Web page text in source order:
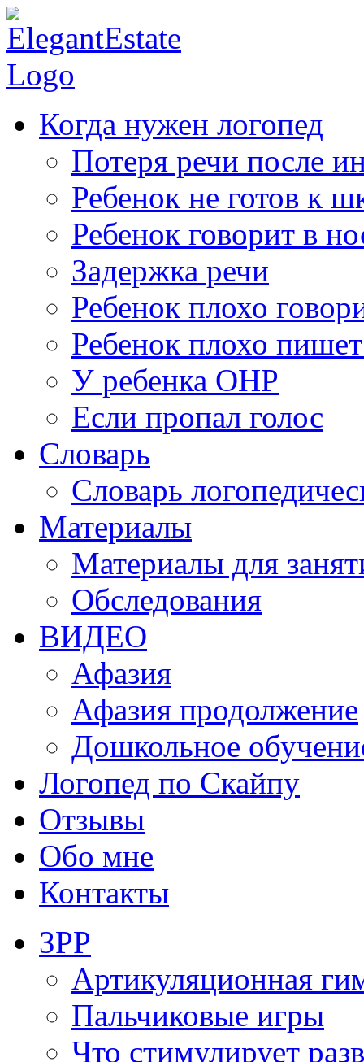
Когда нужен логопед
Потеря речи после
Ребенок не готов к
Ребенок говорит в
Задержка речи
Ребенок плохо
Ребенок плохо
У ребенка ОНР
Если пропал голос
Словарь
Словарь
Материалы
Материалы для
Обследования
ВИДЕО
Афазия
Афазия продолжение
Дошкольное
Логопед по Скайпу
Отзывы
Обо мне
Контакты
ЗРР
Артикуляционная
Пальчиковые игры
Что стимулирует